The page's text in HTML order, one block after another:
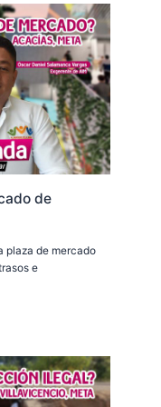
de
plaza de mercado
e